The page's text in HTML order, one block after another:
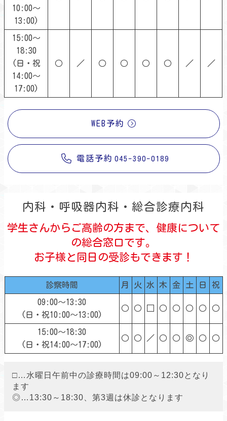
10:00～
13:00)
15:00～
18:30
(日・祝
14:00～
17:00)
○ ／ ○ ○ ○ ○ ／ ／
WEB予約
電話予約 045-390-0189
内科・呼吸器内科・総合診療内科
学生さんからご高齢の方まで、健康について
の総合窓口です。
お子様と同日の受診もできます！
診察時間 月 火 水 木 金 土 日 祝
09:00～13:30
(日・祝10:00～13:00)
○ ○ □ ○ ○ ○ ○ ○
15:00～18:30
(日・祝14:00～17:00)
○ ○ ／ ○ ○ ◎ ○ ○
□…水曜日午前中の診療時間は09:00～12:30となり
ます
◎…13:30～18:30、第3週は休診となります